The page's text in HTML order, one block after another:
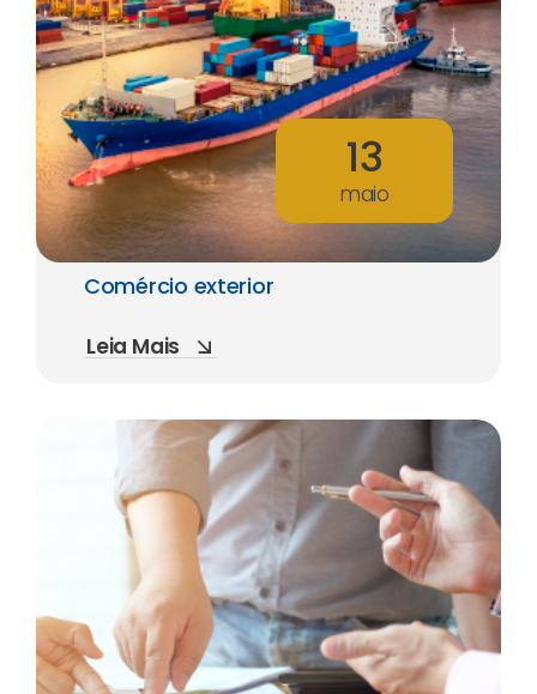
13
maio
Comércio exterior
Leia Mais